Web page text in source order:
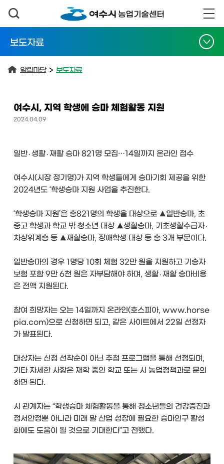
보도자료
알림마당 > 보도자료
여수시, 지역 학생에 승마 체험활동 지원
2024.04.09
일반․생활․재활 승마 821명 모집…14일까지 온라인 접수
여수시(시장 정기명)가 지역 학생들에게 승마기회 제공을 위한
2024년도 ‘학생승마 지원 사업을 추진한다.
‘학생승마 지원’은 총821명의 학생을 대상으로 ▲일반승마, 초
중고 학생과 학교 밖 청소년 대상 ▲생활승마, 기초생활수급자․
차상위계층 등 ▲재활승마, 장애학생 대상 등 총 3개 부문이다.
일반승마의 경우 1명당 10회 체험 32만 원을 지원하고 기승자
보험 포함 9만 6천 원은 자부담해야 하며, 생활․재활 승마비용
은 전액 지원된다.
참여 희망자는 오는 14일까지 온라인(호스피아, www.horse
pia.com)으로 신청하면 되고, 같은 사이트에서 22일 선정자
가 발표된다.
대상자는 신청 선착순이 아닌 추첨 프로그램을 통해 선정되며,
기타 자세한 사항은 재학 중인 학교 또는 시 농업정책과로 문의
하면 된다.
시 관계자는 “학생승마 체험활동을 통해 청소년들의 건강증진과
정서안정뿐 아니라 미래 말 산업 성장에 필요한 승마인구 활성
화에도 도움이 될 것으로 기대한다”고 전했다.